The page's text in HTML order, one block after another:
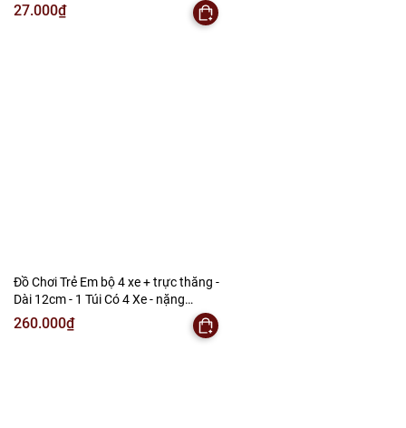
180gram - Bọc Túi - SKU : DC6 - ( VAT :
DC3 ) K146-T2-S9
27.000₫
Đồ Chơi Trẻ Em bộ 4 xe + trực thăng -
Dài 12cm - 1 Túi Có 4 Xe - nặng
180gram - Bọc Túi - SKU : DC5 -( VAT :
DC3 ) K146-T2-S13
260.000₫